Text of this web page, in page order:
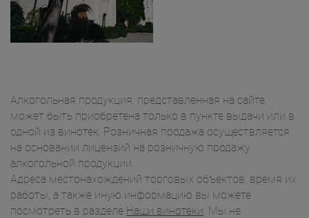
Алкогольная продукция, представленная на сайте,
может быть приобретена только в пункте выдачи или в
одной из винотек. Розничная продажа осуществляется
на основании лицензий на розничную продажу
алкогольной продукции.
Адреса местонахождений торговых объектов, время их
работы, а также иную информацию вы можете
посмотреть в разделе Наши винотеки. Мы не